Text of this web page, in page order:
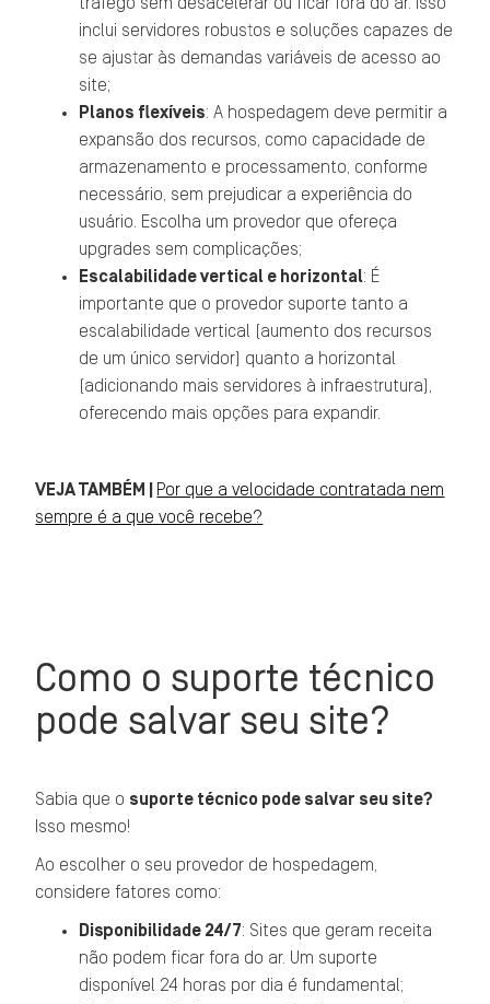
inclui servidores robustos e soluções capazes de
se ajustar às demandas variáveis de acesso ao
site;
Planos flexíveis: A hospedagem deve permitir a
expansão dos recursos, como capacidade de
armazenamento e processamento, conforme
necessário, sem prejudicar a experiência do
usuário. Escolha um provedor que ofereça
upgrades sem complicações;
Escalabilidade vertical e horizontal: É
importante que o provedor suporte tanto a
escalabilidade vertical (aumento dos recursos
de um único servidor) quanto a horizontal
(adicionando mais servidores à infraestrutura),
oferecendo mais opções para expandir.
VEJA TAMBÉM | Por que a velocidade contratada nem
sempre é a que você recebe?
Como o suporte técnico
pode salvar seu site?
Sabia que o suporte técnico pode salvar seu site?
Isso mesmo!
Ao escolher o seu provedor de hospedagem,
considere fatores como:
Disponibilidade 24/7: Sites que geram receita
não podem ficar fora do ar. Um suporte
disponível 24 horas por dia é fundamental;